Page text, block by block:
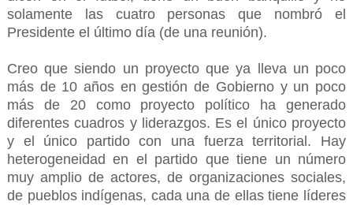
solamente las cuatro personas que nombró el
Presidente el último día (de una reunión).
Creo que siendo un proyecto que ya lleva un poco
más de 10 años en gestión de Gobierno y un poco
más de 20 como proyecto político ha generado
diferentes cuadros y liderazgos. Es el único proyecto
y el único partido con una fuerza territorial. Hay
heterogeneidad en el partido que tiene un número
muy amplio de actores, de organizaciones sociales,
de pueblos indígenas, cada una de ellas tiene líderes